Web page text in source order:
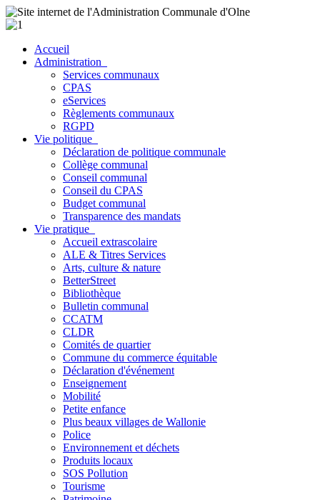
Accueil
Administration
Services communaux
CPAS
eServices
Règlements communaux
RGPD
Vie politique
Déclaration de politique communale
Collège communal
Conseil communal
Conseil du CPAS
Budget communal
Transparence des mandats
Vie pratique
Accueil extrascolaire
ALE & Titres Services
Arts, culture & nature
BetterStreet
Bibliothèque
Bulletin communal
CCATM
CLDR
Comités de quartier
Commune du commerce équitable
Déclaration d'événement
Enseignement
Mobilité
Petite enfance
Plus beaux villages de Wallonie
Police
Environnement et déchets
Produits locaux
SOS Pollution
Tourisme